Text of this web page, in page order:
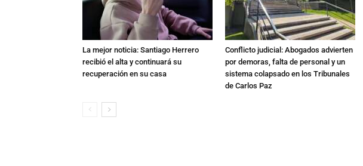
La mejor noticia: Santiago Herrero
recibió el alta y continuará su
recuperación en su casa
Conflicto judicial: Abogados advierten
por demoras, falta de personal y un
sistema colapsado en los Tribunales
de Carlos Paz